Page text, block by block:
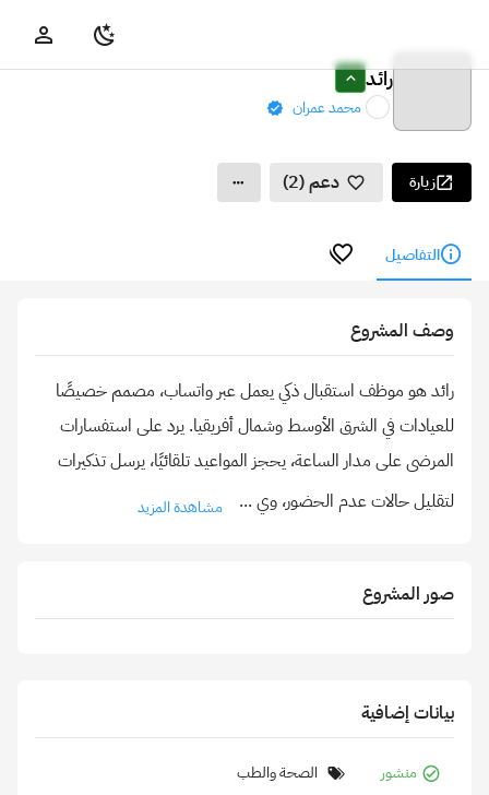
رائد
محمد عمران
زيارة دعم (2)
التفاصيل
وصف المشروع
رائد هو موظف استقبال ذكي يعمل عبر واتساب، مصمم خصيصًا
للعيادات في الشرق الأوسط وشمال أفريقيا. يرد على استفسارات
المرضى على مدار الساعة، يحجز المواعيد تلقائيًا، يرسل تذكيرات
لتقليل حالات عدم الحضور، وي ... مشاهدة المزيد
صور المشروع
بيانات إضافية
منشور
الصحة والطب